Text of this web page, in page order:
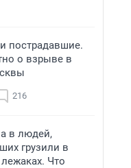
пострадавшие.
о взрыве в
216
в людей,
грузили в
Что